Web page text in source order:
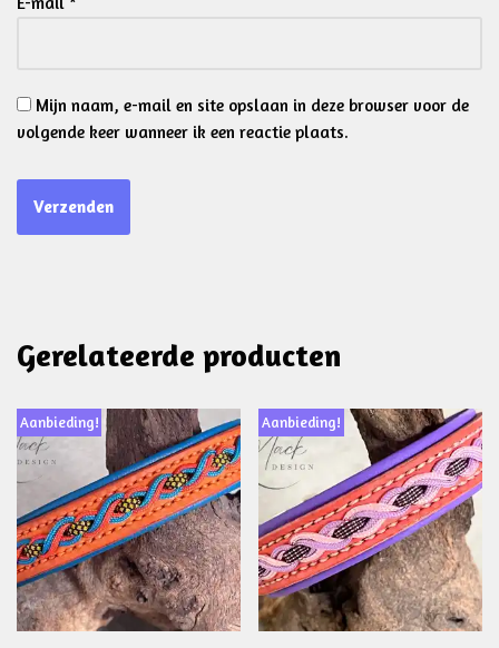
Mijn naam, e-mail en site opslaan in deze browser voor de
volgende keer wanneer ik een reactie plaats.
Gerelateerde producten
Aanbieding! Aanbieding!